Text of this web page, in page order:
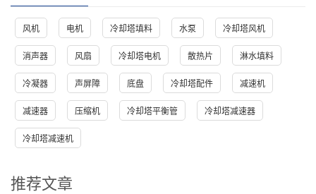
风机 电机 冷却塔填料 水泵 冷却塔风机
消声器 风扇 冷却塔电机 散热片 淋水填料
冷凝器 声屏障 底盘 冷却塔配件 减速机
减速器 压缩机 冷却塔平衡管 冷却塔减速器
冷却塔减速机
推荐文章